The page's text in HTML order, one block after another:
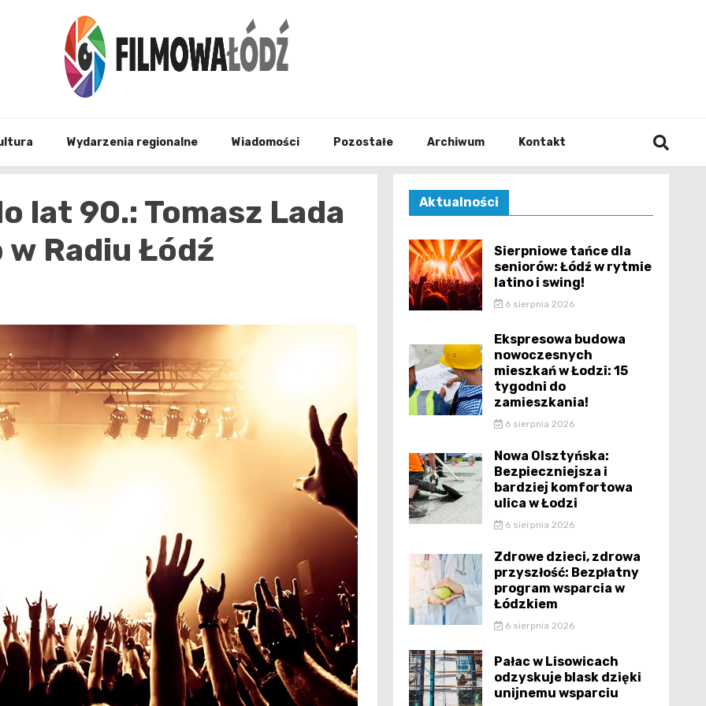
Wydarzenia regionalne Wiadomości Pozostałe Archiwum Kontakt
lat 90.: Tomasz Lada
Radiu Łódź
Aktualności
Sierpniowe tańce dla
seniorów: Łódź w rytmie
latino i swing!
6 sierpnia 2026
Ekspresowa budowa
nowoczesnych
mieszkań w Łodzi: 15
tygodni do
zamieszkania!
6 sierpnia 2026
Nowa Olsztyńska:
Bezpieczniejsza i
bardziej komfortowa
ulica w Łodzi
6 sierpnia 2026
Zdrowe dzieci, zdrowa
przyszłość: Bezpłatny
program wsparcia w
Łódzkiem
6 sierpnia 2026
Pałac w Lisowicach
odzyskuje blask dzięki
unijnemu wsparciu